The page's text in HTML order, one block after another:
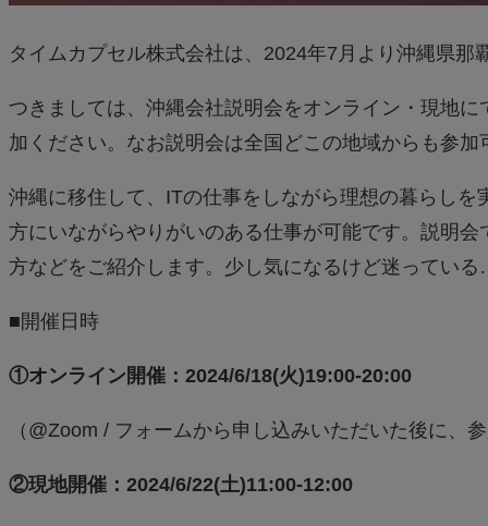
タイムカプセル株式会社は、2024年7月より沖縄県
つきましては、沖縄会社説明会をオンライン・現地
加ください。なお説明会は全国どこの地域からも参加
沖縄に移住して、ITの仕事をしながら理想の暮らし
方にいながらやりがいのある仕事が可能です。説明
方などをご紹介します。少し気になるけど迷ってい
■開催日時
①オンライン開催：2024/6/18(火)19:00-20:00
（@Zoom / フォームから申し込みいただいた後に、
②現地開催：2024/6/22(土)11:00-12:00